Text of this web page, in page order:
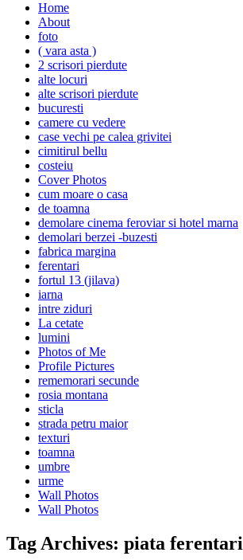
Home
About
foto
( vara asta )
2 scrisori pierdute
alte locuri
alte scrisori pierdute
bucuresti
camere cu vedere
case vechi pe calea grivitei
cimitirul bellu
costeiu
Cover Photos
cum moare o casa
de toamna
demolare cinema feroviar si hotel marna
demolari berzei -buzesti
fabrica margina
ferentari
fortul 13 (jilava)
iarna
intre ziduri
La cetate
lumini
Photos of Me
Profile Pictures
rememorari secunde
rosia montana
sticla
strada petru maior
texturi
toamna
umbre
urme
Wall Photos
Wall Photos
Tag Archives: piata ferentari